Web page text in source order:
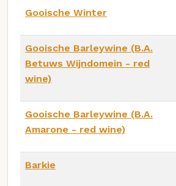
Gooische Winter
Gooische Barleywine (B.A.
Betuws Wijndomein - red
wine)
Gooische Barleywine (B.A.
Amarone - red wine)
Barkie